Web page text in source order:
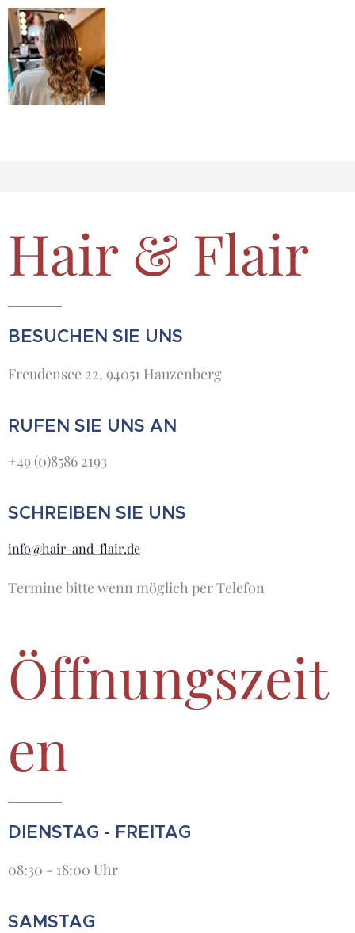
Hair & Flair
BESUCHEN SIE UNS
Freudensee 22, 94051 Hauzenberg
RUFEN SIE UNS AN
+49 (0)8586 2193
SCHREIBEN SIE UNS
info@hair-and-flair.de
Termine bitte wenn möglich per Telefon
Öffnungszeit
en
DIENSTAG - FREITAG
08:30 - 18:00 Uhr
SAMSTAG